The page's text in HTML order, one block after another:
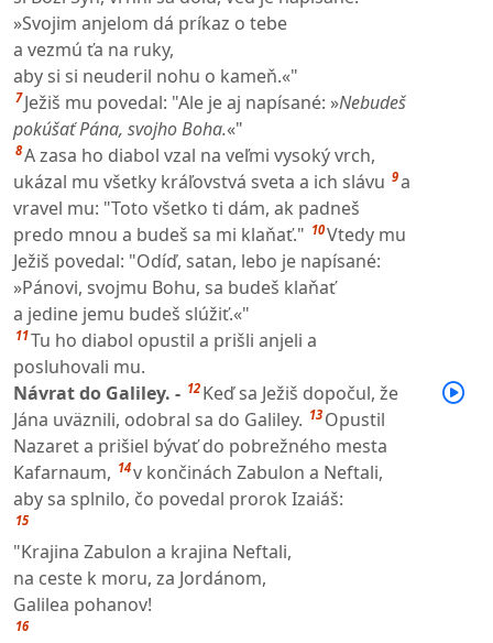
»Svojim anjelom dá príkaz o tebe
a vezmú ťa na ruky,
aby si si neuderil nohu o kameň.«"
7 Ježiš mu povedal: "Ale je aj napísané: »Nebudeš
pokúšať Pána, svojho Boha.«"
8A zasa ho diabol vzal na veľmi vysoký vrch,
ukázal mu všetky kráľovstvá sveta a ich slávu 9a
vravel mu: "Toto všetko ti dám, ak padneš
predo mnou a budeš sa mi klaňať." 10Vtedy mu
Ježiš povedal: "Odíď, satan, lebo je napísané:
»Pánovi, svojmu Bohu, sa budeš klaňať
a jedine jemu budeš slúžiť.«"
11Tu ho diabol opustil a prišli anjeli a
posluhovali mu.
Návrat do Galiley. - 12 Keď sa Ježiš dopočul, že
Jána uväznili, odobral sa do Galiley. 13 Opustil
Nazaret a prišiel bývať do pobrežného mesta
Kafarnaum, 14v končinách Zabulon a Neftali,
aby sa splnilo, čo povedal prorok Izaiáš:
15
"Krajina Zabulon a krajina Neftali,
na ceste k moru, za Jordánom,
Galilea pohanov!
16